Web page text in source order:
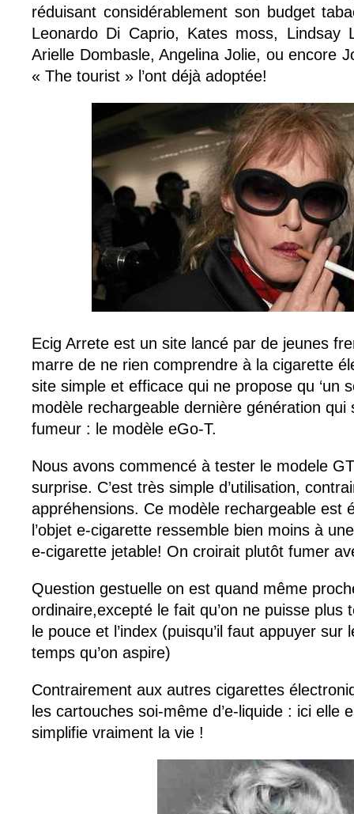
réduisant considérablement son budget
Leonardo Di Caprio, Kates moss, Lindsay
Arielle Dombasle, Angelina Jolie, ou encore
« The tourist » l’ont déjà adoptée!
Ecig Arrete est un site lancé par de jeunes
marre de ne rien comprendre à la cigarette
site simple et efficace qui ne propose qu ‘un
modèle rechargeable dernière génération qui
fumeur : le modèle eGo-T.
Nous avons commencé à tester le modele
surprise. C’est très simple d’utilisation,
appréhensions. Ce modèle rechargeable est
l’objet e-cigarette ressemble bien moins à
e-cigarette jetable! On croirait plutôt fumer
Question gestuelle on est quand même
ordinaire,excepté le fait qu’on ne puisse plus
le pouce et l’index (puisqu’il faut appuyer sur
temps qu’on aspire)
Contrairement aux autres cigarettes
les cartouches soi-même d’e-liquide : ici elle
simplifie vraiment la vie !